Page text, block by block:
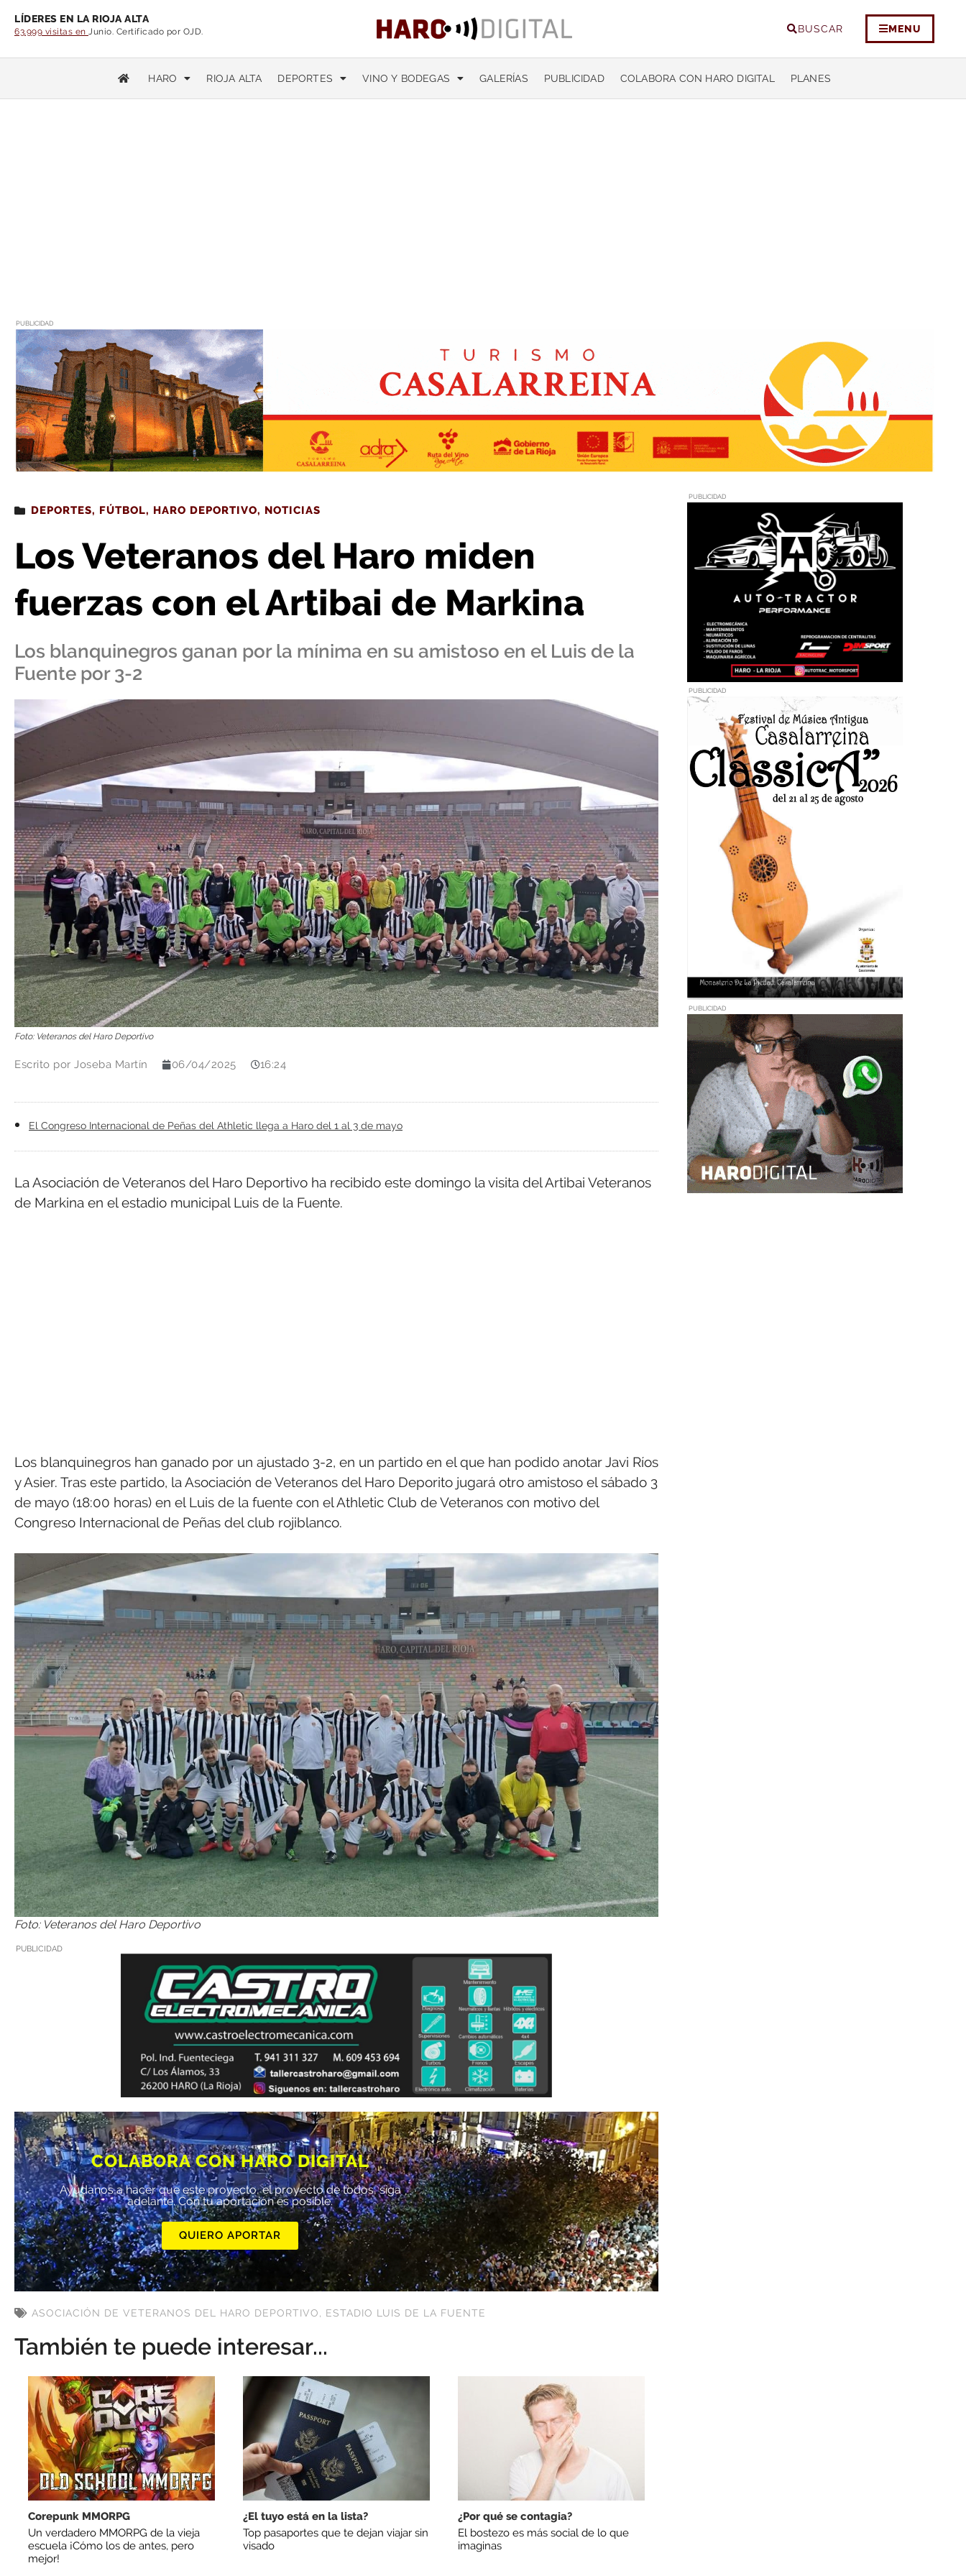
LÍDERES EN LA RIOJA ALTA
63.999 visitas en Junio. Certificado por OJD. BUSCAR MENU
HARO RIOJA ALTA DEPORTES VINO Y BODEGAS GALERÍAS PUBLICIDAD COLABORA CON HARO DIGITAL PLANES
PUBLICIDAD
Estás leyendo : Los Veteranos del Haro miden fuerzas con el Artibai de Markina
DEPORTES, FÚTBOL, HARO DEPORTIVO, NOTICIAS
Los Veteranos del Haro miden
fuerzas con el Artibai de Markina
Los blanquinegros ganan por la mínima en su amistoso en el Luis de la
Fuente por 3-2
Foto: Veteranos del Haro Deportivo
Escrito por Joseba Martín 06/04/2025 16:24
El Congreso Internacional de Peñas del Athletic llega a Haro del 1 al 3 de mayo
La Asociación de Veteranos del Haro Deportivo ha recibido este domingo la visita del Artibai Veteranos
de Markina en el estadio municipal Luis de la Fuente.
Los blanquinegros han ganado por un ajustado 3-2, en un partido en el que han podido anotar Javi Ríos
y Asier. Tras este partido, la Asociación de Veteranos del Haro Deporito jugará otro amistoso el sábado 3
de mayo (18:00 horas) en el Luis de la fuente con el Athletic Club de Veteranos con motivo del
Congreso Internacional de Peñas del club rojiblanco.
Foto: Veteranos del Haro Deportivo
PUBLICIDAD
COLABORA CON HARO DIGITAL
Ayúdanos a hacer que este proyecto, el proyecto de todos, siga
adelante. Con tu aportación es posible.
QUIERO APORTAR
ASOCIACIÓN DE VETERANOS DEL HARO DEPORTIVO, ESTADIO LUIS DE LA FUENTE
También te puede interesar...
Corepunk MMORPG
Un verdadero MMORPG de la vieja
escuela ¡Cómo los de antes, pero
mejor!
¿El tuyo está en la lista?
Top pasaportes que te dejan viajar sin
visado
¿Por qué se contagia?
El bostezo es más social de lo que
imaginas
PUBLICIDAD
PUBLICIDAD
PUBLICIDAD